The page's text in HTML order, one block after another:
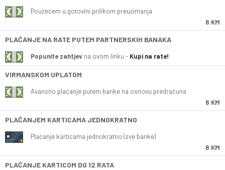
Pouzećem u gotovini prilikom preuzimanja
6 KM
PLAĆANJE NA RATE PUTEM PARTNERSKIH BANAKA
Popunite zahtjev na ovom linku - Kupi na rate!
VIRMANSKOM UPLATOM
Avansno plaćanje putem banke na osnovu predračuna
6 KM
PLAĆANJEM KARTICAMA JEDNOKRATNO
Plaćanje karticama jednokratno (sve banke)
6 KM
PLAĆANJE KARTICOM DO 12 RATA